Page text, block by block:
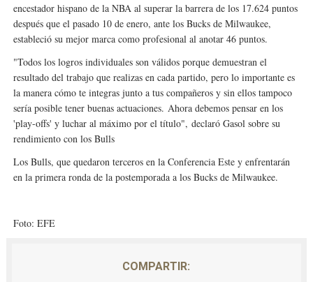
encestador hispano de la NBA al superar la barrera de los 17.624 puntos
después que el pasado 10 de enero, ante los Bucks de Milwaukee,
estableció su mejor marca como profesional al anotar 46 puntos.
"Todos los logros individuales son válidos porque demuestran el
resultado del trabajo que realizas en cada partido, pero lo importante es
la manera cómo te integras junto a tus compañeros y sin ellos tampoco
sería posible tener buenas actuaciones. Ahora debemos pensar en los
'play-offs' y luchar al máximo por el título", declaró Gasol sobre su
rendimiento con los Bulls
Los Bulls, que quedaron terceros en la Conferencia Este y enfrentarán
en la primera ronda de la postemporada a los Bucks de Milwaukee.
Foto: EFE
COMPARTIR: